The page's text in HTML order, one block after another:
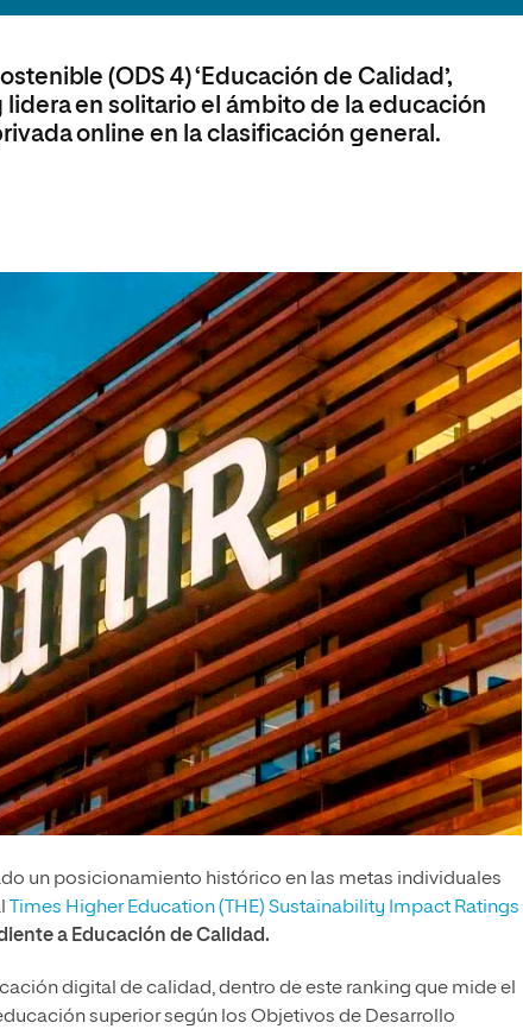
Universitaria en Tecnología Educativa y
Digitales
Educativas del
en Docencia Universitaria
en Enseñanza del Inglés
Extranjera
(ODS 4) ‘Educación de Calidad’,
lidera en solitario el ámbito de la educación
online en la clasificación general.
un posicionamiento histórico en las metas individuales
Times Higher Education (THE) Sustainability Impact Ratings
a Educación de Calidad.
digital de calidad, dentro de este ranking que mide el
superior según los Objetivos de Desarrollo